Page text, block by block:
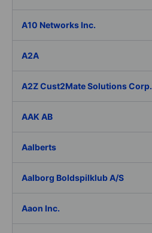
A10 Networks Inc.
A2A
A2Z Cust2Mate Solutions Corp.
AAK AB
Aalberts
Aalborg Boldspilklub A/S
Aaon Inc.